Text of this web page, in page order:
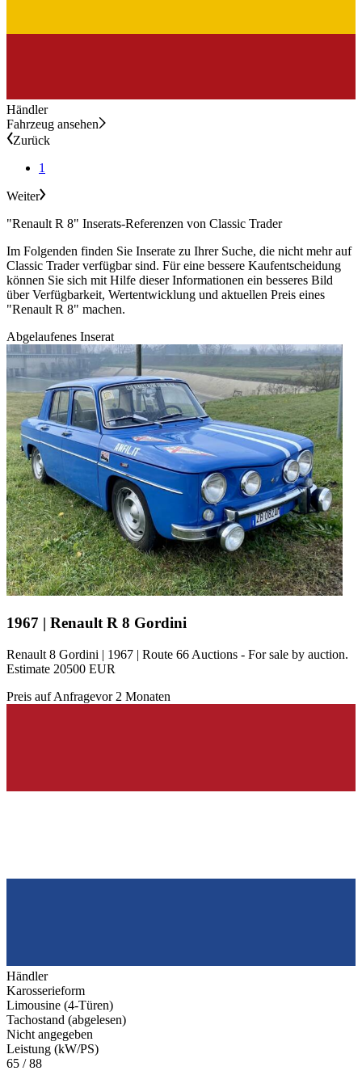
Händler
Fahrzeug ansehen
Zurück
1
Weiter
"Renault R 8" Inserats-Referenzen von Classic Trader
Im Folgenden finden Sie Inserate zu Ihrer Suche, die nicht mehr auf
Classic Trader verfügbar sind. Für eine bessere Kaufentscheidung
können Sie sich mit Hilfe dieser Informationen ein besseres Bild
über Verfügbarkeit, Wertentwicklung und aktuellen Preis eines
"Renault R 8" machen.
Abgelaufenes Inserat
1967 | Renault R 8 Gordini
Renault 8 Gordini | 1967 | Route 66 Auctions - For sale by auction.
Estimate 20500 EUR
Preis auf Anfragevor 2 Monaten
Händler
Karosserieform
Limousine (4-Türen)
Tachostand (abgelesen)
Nicht angegeben
Leistung (kW/PS)
65 / 88